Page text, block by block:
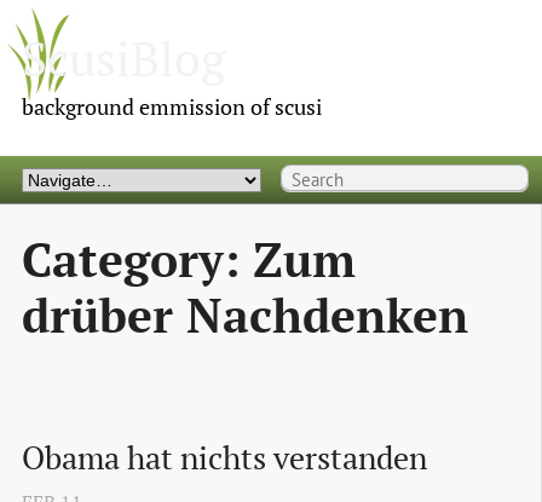
ScusiBlog
background emmission of scusi
Category: Zum
drüber Nachdenken
Obama hat nichts verstanden